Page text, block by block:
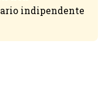
indipendente